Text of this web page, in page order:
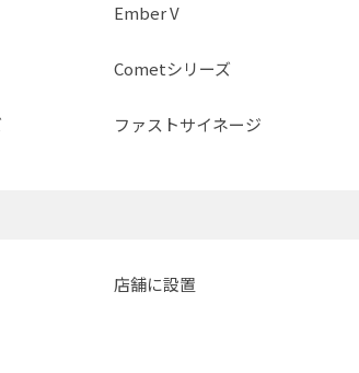
Ember V
Cometシリーズ
ファストサイネージ
店舗に設置